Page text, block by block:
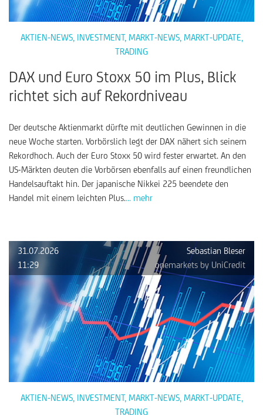
AKTIEN-NEWS, INVESTMENT, MARKT-NEWS, MARKT-UPDATE
TRADING
DAX und Euro Stoxx 50 im Plus, Blick
richtet sich auf Rekordniveau
Der deutsche Aktienmarkt dürfte mit deutlichen Gewinnen in die
neue Woche starten. Vorbörslich legt der DAX nähert sich seinem
Rekordhoch. Auch der Euro Stoxx 50 wird fester erwartet. An den
US-Märkten deuten die Vorbörsen ebenfalls auf einen freundlichen
Handelsauftakt hin. Der japanische Nikkei 225 beendete den
Handel mit einem leichten Plus.... mehr
31.07.2026
Sebastian Bleser
11:29
onemarkets by UniCredit
AKTIEN-NEWS, INVESTMENT, MARKT-NEWS, MARKT-UPDATE
TRADING